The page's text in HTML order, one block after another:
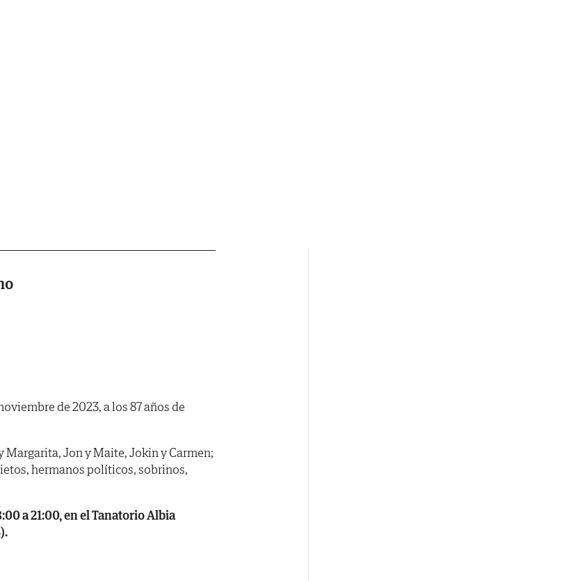
de 2023, a los 87 años de
Margarita, Jon y Maite, Jokin y Carmen;
hermanos políticos, sobrinos,
a 21:00, en el Tanatorio Albia